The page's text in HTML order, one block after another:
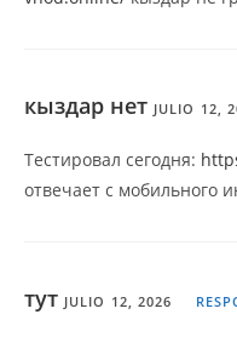
кыздар нет JULIO 12,
Тестировал сегодня:
отвечает с мобильного
тут JULIO 12, 2026